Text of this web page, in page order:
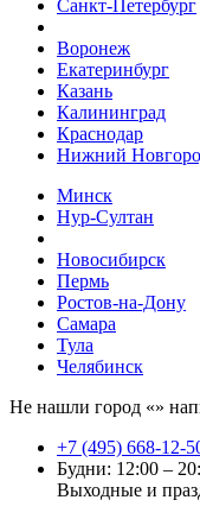
Санкт-Петербург
Воронеж
Екатеринбург
Казань
Калининград
Краснодар
Нижний
Минск
Нур-Султан
Новосибирск
Пермь
Ростов-на-Дону
Самара
Тула
Челябинск
Не нашли город «»
+7 (495) 668-12-
Будни: 12:00 –
Выходные и